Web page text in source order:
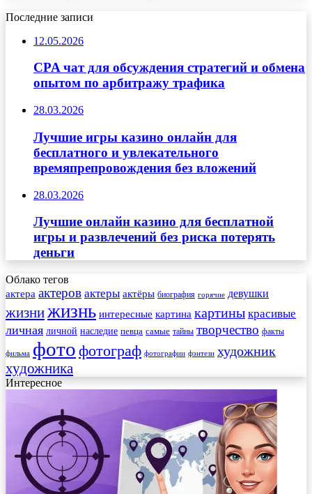
Последние записи
12.05.2026
CPA чат для обсуждения стратегий и обмена
опытом по арбитражу трафика
28.03.2026
Лучшие игры казино онлайн для
бесплатного и увлекательного
времяпрепровождения без вложений
28.03.2026
Лучшие онлайн казино для бесплатной
игры и развлечений без риска потерять
деньги
Облако тегов
актера актеров актеры актёры биография горячие девушки
жизнижизнь интересные картина картины красивые
личная личной наследие певца самые тайны творчество факты
фильма фото фотограф фотографии фэнтези художник
художника
Интересное